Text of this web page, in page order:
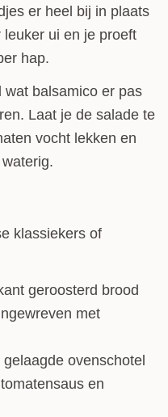
er heel bij in plaats
ui en je proeft
hap.
wat balsamico er pas
Laat je de salade te
vocht lekken en
klassiekers of
geroosterd brood
met
gelaagde ovenschotel
en